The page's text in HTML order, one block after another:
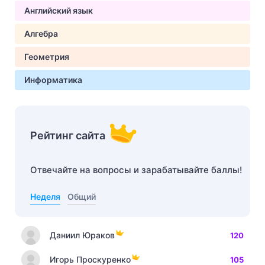
Английский язык
Алгебра
Геометрия
Информатика
Рейтинг сайта
Отвечайте на вопросы и зарабатывайте баллы!
Неделя Общий
Даниил Юраков 120
Игорь Проскуренко 105